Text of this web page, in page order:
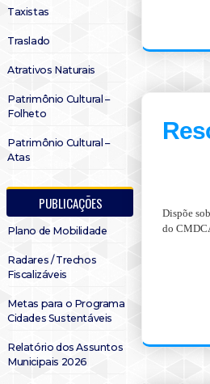
Taxistas
Traslado
Atrativos Naturais
Patrimônio Cultural –
Folheto
Patrimônio Cultural –
Atas
PUBLICAÇÕES
Plano de Mobilidade
Radares / Trechos
Fiscalizáveis
Metas para o Programa
Cidades Sustentáveis
Relatório dos Assuntos
Municipais 2026
Dispõe
do CM